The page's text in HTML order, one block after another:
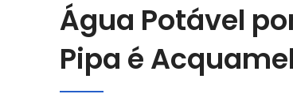
Água Potável
Pipa é Acquamel